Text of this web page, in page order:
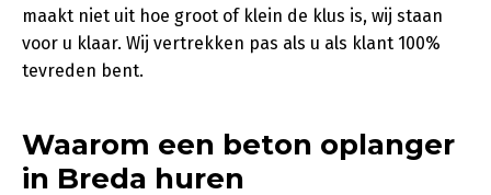
maakt niet uit hoe groot of klein de klus is, wij staan
voor u klaar. Wij vertrekken pas als u als klant 100%
tevreden bent.
Waarom een beton oplanger
in Breda huren